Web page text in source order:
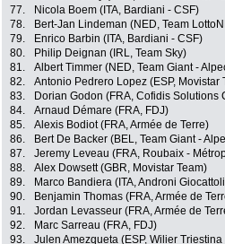
77.
Nicola Boem (ITA, Bardiani - CSF)
78.
Bert-Jan Lindeman (NED, Team
79.
Enrico Barbin (ITA, Bardiani - CSF)
80.
Philip Deignan (IRL, Team Sky)
81.
Albert Timmer (NED, Team Giant -
82.
Antonio Pedrero Lopez (ESP, Movistar
83.
Dorian Godon (FRA, Cofidis Solutions
84.
Arnaud Démare (FRA, FDJ)
85.
Alexis Bodiot (FRA, Armée de Terre)
86.
Bert De Backer (BEL, Team Giant -
87.
Jeremy Leveau (FRA, Roubaix -
88.
Alex Dowsett (GBR, Movistar Team)
89.
Marco Bandiera (ITA, Androni
90.
Benjamin Thomas (FRA, Armée de
91.
Jordan Levasseur (FRA, Armée de
92.
Marc Sarreau (FRA, FDJ)
93.
Julen Amezqueta (ESP, Wilier